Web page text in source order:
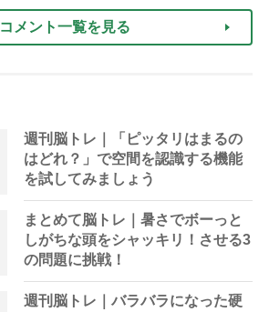
コメント一覧を見る
週刊脳トレ｜「ピッタリはまるの
はどれ？」で空間を認識する機能
を試してみましょう
まとめて脳トレ｜暑さでボーっと
しがちな頭をシャッキリ！させる3
の問題に挑戦！
週刊脳トレ｜バラバラになった硬